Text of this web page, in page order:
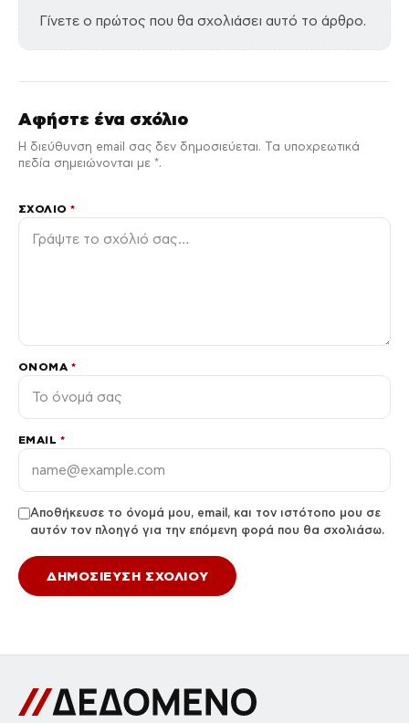
Γίνετε ο πρώτος που θα σχολιάσει αυτό το άρθρο.
Αφήστε ένα σχόλιο
Η διεύθυνση email σας δεν δημοσιεύεται. Τα υποχρεωτικά
πεδία σημειώνονται με *.
ΣΧΌΛΙΟ*
ΌΝΟΜΑ *
EMAIL *
Αποθήκευσε το όνομά μου, email, και τον ιστότοπο μου σε
αυτόν τον πλοηγό για την επόμενη φορά που θα σχολιάσω.